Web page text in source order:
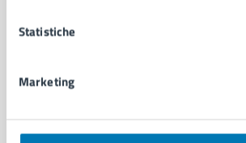
Statistiche
Marketing
Aree amministrative